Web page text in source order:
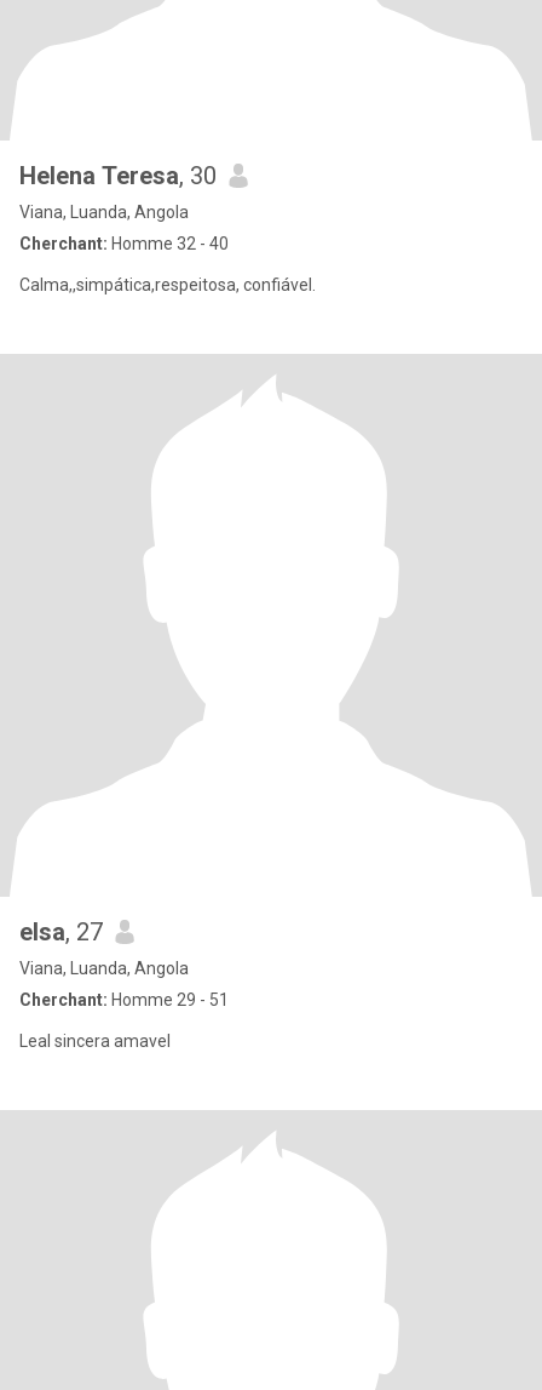
Helena Teresa, 30
Viana, Luanda, Angola
Cherchant: Homme 32 - 40
Calma,,simpática,respeitosa, confiável.
elsa, 27
Viana, Luanda, Angola
Cherchant: Homme 29 - 51
Leal sincera amavel